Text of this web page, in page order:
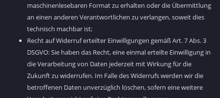
maschinenlesebaren Format zu erhalten oder die Übermittlung
an einen anderen Verantwortlichen zu verlangen, soweit dies
technisch machbar ist;
Recht auf Widerruf erteilter Einwilligungen gemäß Art. 7 Abs. 3
DSGVO: Sie haben das Recht, eine einmal erteilte Einwilligung in
die Verarbeitung von Daten jederzeit mit Wirkung für die
Zukunft zu widerrufen. Im Falle des Widerrufs werden wir die
betroffenen Daten unverzüglich löschen, sofern eine weitere